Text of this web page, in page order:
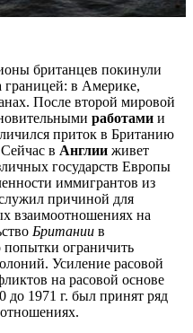
британцев покинули
границей: в Америке,
После второй мировой
работами и
приток в Британию
в Англии живет
государств Европы
иммигрантов из
причиной для
взаимоотношениях на
Британии в
попытки ограничить
Усиление расовой
на расовой основе
до 1971 г. был принят ряд